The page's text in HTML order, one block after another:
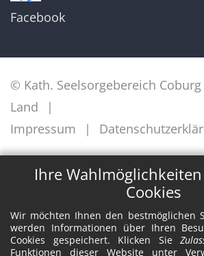
Ihre
Cookies
Wir möchten Ihnen den bestmöglichen
werden Informationen über Ihren
Cookies gespeichert. Klicken Sie
Funktionen dieser Website unter
Facebook
© Kath. Seelsorgebereich
Land
Impressum